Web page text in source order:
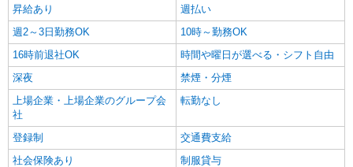
日研トータルソーシング株式会社 メディカルケア事業部/熊本オフィ
ス
未経験・無資格OKの介護スタッフ
時給1,300円〜1,400円 ★週払いOK（規定あ
り） ※給与幅は経験・能力による
熊本県熊本市中央区 【最寄駅】熊本市電B系統
「新町」駅 ★マイカー・バイク通勤もOK！（規
いやすいエリアなど、お好きな勤務地をお選び下
さい！！
詳細を見る
昇給あり
週払い
週2～3日勤務OK
10時～勤務OK
16時前退社OK
時間や曜日が選べる・シフト自由
深夜
禁煙・分煙
上場企業・上場企業のグループ会
社
転勤なし
登録制
交通費支給
社会保険あり
制服貸与